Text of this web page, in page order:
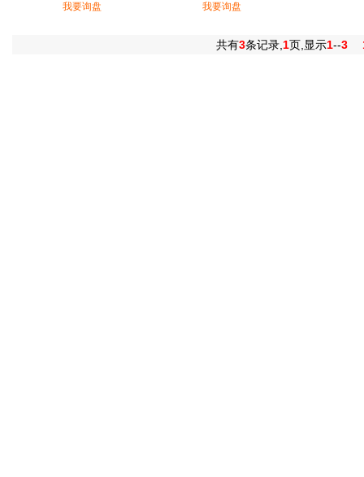
我要询盘
我要询盘
共有3条记录, 1页,显示1--3